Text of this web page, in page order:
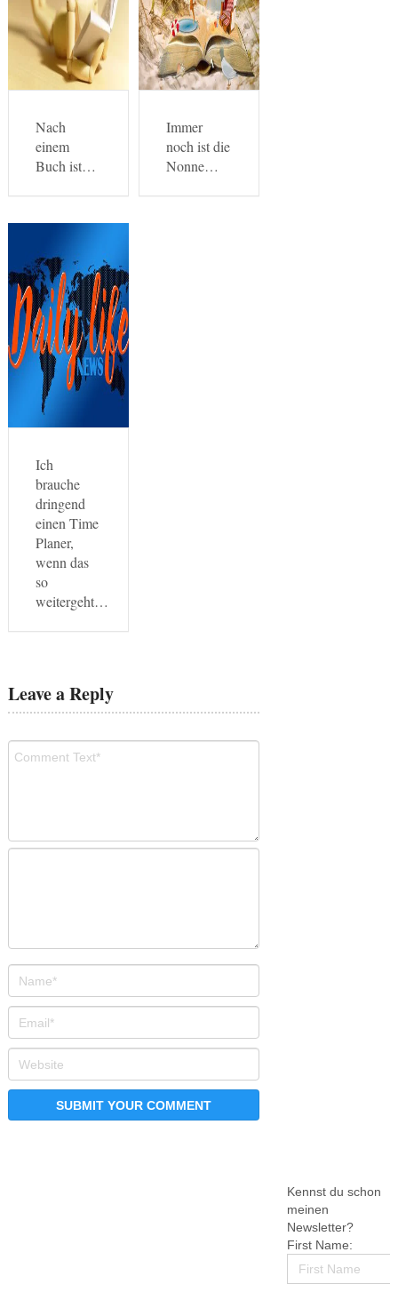
Nach
einem
Buch ist…
Immer
noch ist die
Nonne…
Ich
brauche
dringend
einen Time
Planer,
wenn das
so
weitergeht…
Leave a Reply
Kennst du schon
meinen
Newsletter?
First Name: